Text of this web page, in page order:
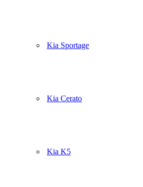
Kia Sportage
Kia Cerato
Kia K5